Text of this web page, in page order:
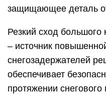
защищающее деталь
Резкий сход большого
– источник
снегозадержателей
обеспечивает
протяжении снегового